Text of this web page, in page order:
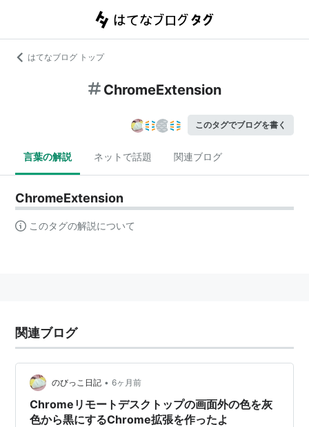
はてなブログ トップ
ChromeExtension
このタグでブログを書く
言葉の解説 ネットで話題 関連ブログ
ChromeExtension
このタグの解説について
関連ブログ
のびっこ日記 • 6ヶ月前
Chromeリモートデスクトップの画面外の色を灰
色から黒にするChrome拡張を作ったよ